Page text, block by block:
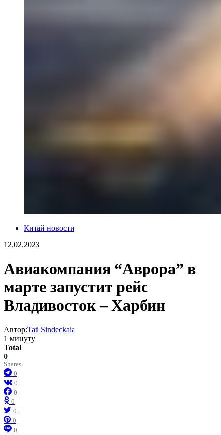
Китай новости
12.02.2023
Авиакомпания “Аврора” в
марте запустит рейс
Владивосток – Харбин
Автор:Tati Sindeckaia
1 минуту
Total
0
Shares
0
0
0
0
0
0
0